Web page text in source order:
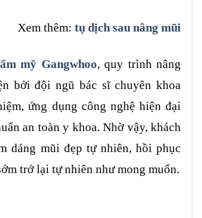
Xem thêm: tụ dịch sau nâng mũi
mỹ Gangwhoo, quy trình nâng
bởi đội ngũ bác sĩ chuyên khoa
ứng dụng công nghệ hiện đại
an toàn y khoa. Nhờ vậy, khách
dáng mũi đẹp tự nhiên, hồi phục
trở lại tự nhiên như mong muốn.